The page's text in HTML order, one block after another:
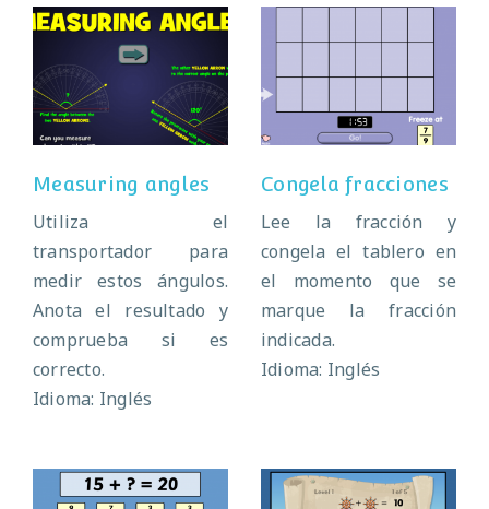
Measuring
angles
Measuring angles
Utiliza el
transportador para
medir estos ángulos.
Anota el resultado y
comprueba si es
correcto.
Idioma: Inglés
Congela fracciones
Lee la fracción y
congela el tablero en
el momento que se
marque la fracción
indicada.
Idioma: Inglés